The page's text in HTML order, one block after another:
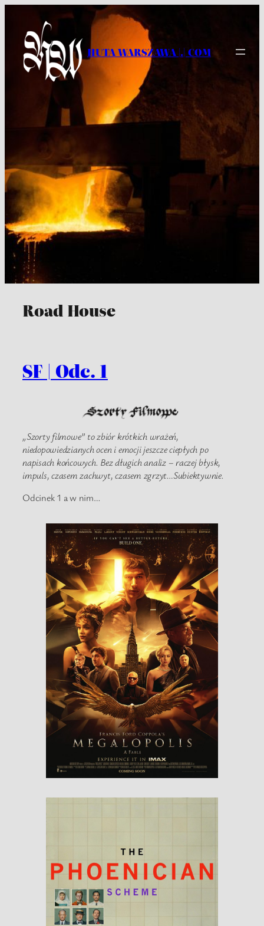
treści
HUTA WARSZAWA |.| COM
Road House
SF | Odc. 1
„Szorty filmowe” to zbiór krótkich wrażeń,
niedopowiedzianych ocen i emocji jeszcze ciepłych po
napisach końcowych. Bez długich analiz – raczej błysk,
impuls, czasem zachwyt, czasem zgrzyt…Subiektywnie.
Odcinek 1 a w nim…